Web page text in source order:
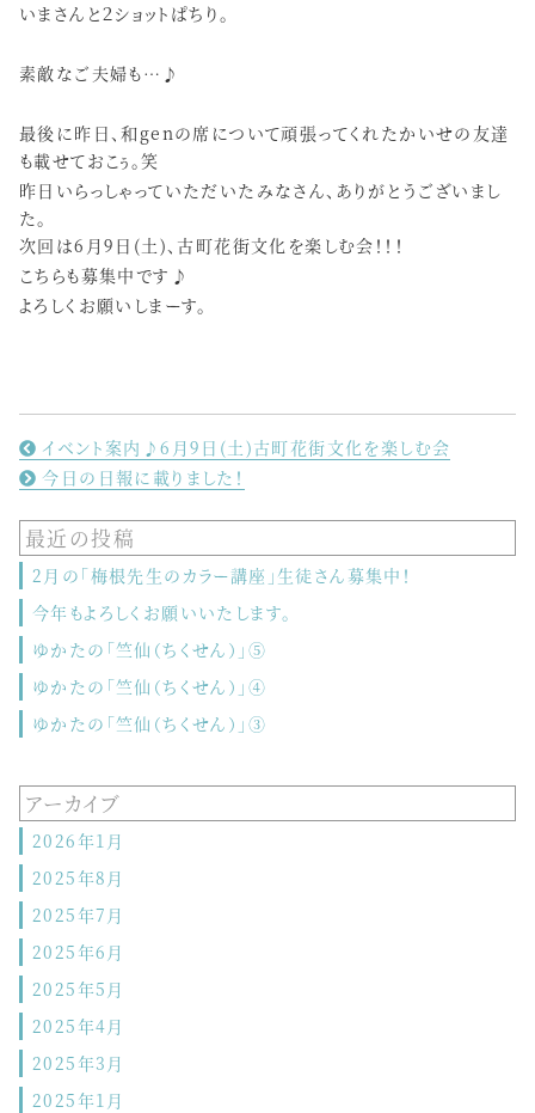
いまさんと２ショットぱちり。
素敵なご夫婦も…♪
最後に昨日、和genの席について頑張ってくれたかいせの友達
も載せておこぅ。笑
昨日いらっしゃっていただいたみなさん、ありがとうございまし
た。
次回は6月9日(土)、古町花街文化を楽しむ会！！！
こちらも募集中です♪
よろしくお願いしまーす。
イベント案内♪6月9日(土)古町花街文化を楽しむ会
今日の日報に載りました！
最近の投稿
2月の「梅根先生のカラー講座」生徒さん募集中！
今年もよろしくお願いいたします。
ゆかたの「竺仙（ちくせん）」⑤
ゆかたの「竺仙（ちくせん）」④
ゆかたの「竺仙（ちくせん）」③
アーカイブ
2026年1月
2025年8月
2025年7月
2025年6月
2025年5月
2025年4月
2025年3月
2025年1月